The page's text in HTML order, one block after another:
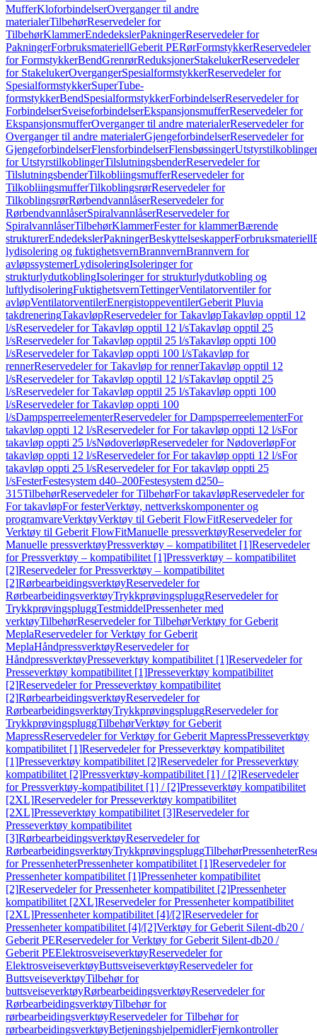
MufferKloforbindelserOverganger til andre
materialerTilbehørReservedeler for
TilbehørKlammerEndedekslerPakningerReservedeler for
PakningerForbruksmateriellGeberit PERørFormstykkerReservedeler
for FormstykkerBendGrenrørReduksjonerStakelukerReservedeler
for StakelukerOvergangerSpesialformstykkerReservedeler for
SpesialformstykkerSuperTube-
formstykkerBendSpesialformstykkerForbindelserReservedeler for
ForbindelserSveiseforbindelserEkspansjonsmufferReservedeler for
EkspansjonsmufferOverganger til andre materialerReservedeler for
Overganger til andre materialerGjengeforbindelserReservedeler for
GjengeforbindelserFlensforbindelserFlensbøssingerUtstyrstilkoblinger
for UtstyrstilkoblingerTilslutningsbenderReservedeler for
TilslutningsbenderTilkobliingsmufferReservedeler for
TilkobliingsmufferTilkoblingsrørReservedeler for
TilkoblingsrørRørbendvannlåserReservedeler for
RørbendvannlåserSpiralvannlåserReservedeler for
SpiralvannlåserTilbehørKlammerFester for klammerBærende
strukturerEndedekslerPakningerBeskyttelseskapperForbruksmateriell
lydisolering og fuktighetsvernBrannvernBrannvern for
avløpssystemerLydisoleringIsoleringer for
strukturlydutkoblingIsoleringer for strukturlydutkobling og
luftlydisoleringFuktighetsvernTettingerVentilatorventiler for
avløpVentilatorventilerEnergistoppeventilerGeberit Pluvia
takdreneringTakavløpReservedeler for TakavløpTakavløp opptil 12
l/sReservedeler for Takavløp opptil 12 l/sTakavløp opptil 25
l/sReservedeler for Takavløp opptil 25 l/sTakavløp oppti 100
l/sReservedeler for Takavløp oppti 100 l/sTakavløp for
rennerReservedeler for Takavløp for rennerTakavløp opptil 12
l/sReservedeler for Takavløp opptil 12 l/sTakavløp opptil 25
l/sReservedeler for Takavløp opptil 25 l/sTakavløp oppti 100
l/sReservedeler for Takavløp oppti 100
l/sDampsperreelementerReservedeler for DampsperreelementerFor
takavløp oppti 12 l/sReservedeler for For takavløp oppti 12 l/sFor
takavløp oppti 25 l/sNødoverløpReservedeler for NødoverløpFor
takavløp oppti 12 l/sReservedeler for For takavløp oppti 12 l/sFor
takavløp oppti 25 l/sReservedeler for For takavløp oppti 25
l/sFesterFestesystem d40–200Festesystem d250–
315TilbehørReservedeler for TilbehørFor takavløpReservedeler for
For takavløpFor festerVerktøy, nettverkskomponenter og
programvareVerktøyVerktøy til Geberit FlowFitReservedeler for
Verktøy til Geberit FlowFitManuelle pressverktøyReservedeler for
Manuelle pressverktøyPressverktøy – kompatibilitet [1]Reservedeler
for Pressverktøy – kompatibilitet [1]Pressverktøy – kompatibilitet
[2]Reservedeler for Pressverktøy – kompatibilitet
[2]RørbearbeidingsverktøyReservedeler for
RørbearbeidingsverktøyTrykkprøvingspluggReservedeler for
TrykkprøvingspluggTestmiddelPressenheter med
verktøyTilbehørReservedeler for TilbehørVerktøy for Geberit
MeplaReservedeler for Verktøy for Geberit
MeplaHåndpressverktøyReservedeler for
HåndpressverktøyPresseverktøy kompatibilitet [1]Reservedeler for
Presseverktøy kompatibilitet [1]Presseverktøy kompatibilitet
[2]Reservedeler for Presseverktøy kompatibilitet
[2]RørbearbeidingsverktøyReservedeler for
RørbearbeidingsverktøyTrykkprøvingspluggReservedeler for
TrykkprøvingspluggTilbehørVerktøy for Geberit
MapressReservedeler for Verktøy for Geberit MapressPresseverktøy
kompatibilitet [1]Reservedeler for Presseverktøy kompatibilitet
[1]Presseverktøy kompatibilitet [2]Reservedeler for Presseverktøy
kompatibilitet [2]Pressverktøy-kompatibilitet [1] / [2]Reservedeler
for Pressverktøy-kompatibilitet [1] / [2]Presseverktøy kompatibilitet
[2XL]Reservedeler for Presseverktøy kompatibilitet
[2XL]Presseverktøy kompatibilitet [3]Reservedeler for
Presseverktøy kompatibilitet
[3]RørbearbeidingsverktøyReservedeler for
RørbearbeidingsverktøyTrykkprøvingspluggTilbehørPressenheter
for PressenheterPressenheter kompatibilitet [1]Reservedeler for
Pressenheter kompatibilitet [1]Pressenheter kompatibilitet
[2]Reservedeler for Pressenheter kompatibilitet [2]Pressenheter
kompatibilitet [2XL]Reservedeler for Pressenheter kompatibilitet
[2XL]Pressenheter kompatibilitet [4]/[2]Reservedeler for
Pressenheter kompatibilitet [4]/[2]Verktøy for Geberit Silent-db20 /
Geberit PEReservedeler for Verktøy for Geberit Silent-db20 /
Geberit PEElektrosveiseverktøyReservedeler for
ElektrosveiseverktøyButtsveiseverktøyReservedeler for
ButtsveiseverktøyTilbehør for
buttsveiseverktøyRørbearbeidingsverktøyReservedeler for
RørbearbeidingsverktøyTilbehør for
rørbearbeidingsverktøyReservedeler for Tilbehør for
rørbearbeidingsverktøyBetjeningshjelpemidlerFjernkontroller